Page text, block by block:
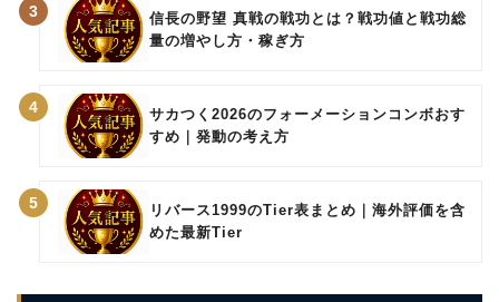
3
信長の野望 真戦の戦功とは？戦功値と戦功総
量の増やし方・稼ぎ方
4
サカつく2026のフォーメーションコンボおす
すめ｜発動の考え方
5
リバース1999のTier表まとめ｜海外評価を含
めた最新Tier